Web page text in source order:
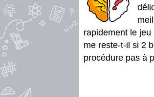
rapidement le
me reste-t-il si 2
procédure pas à